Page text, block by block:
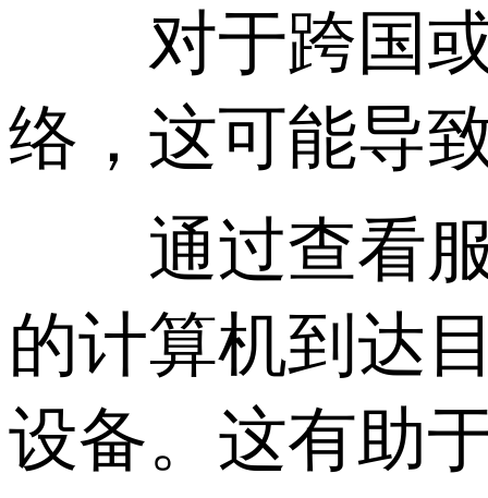
对于跨国或
络，这可能导
通过查看服
的计算机到达
设备。这有助